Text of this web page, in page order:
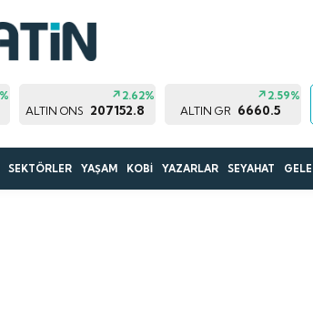
ALTIN ONS 207152.8
2.62%
ALTIN GR 6660.5
2.59%
SEKTÖRLER YAŞAM KOBİ YAZARLAR SEYAHAT